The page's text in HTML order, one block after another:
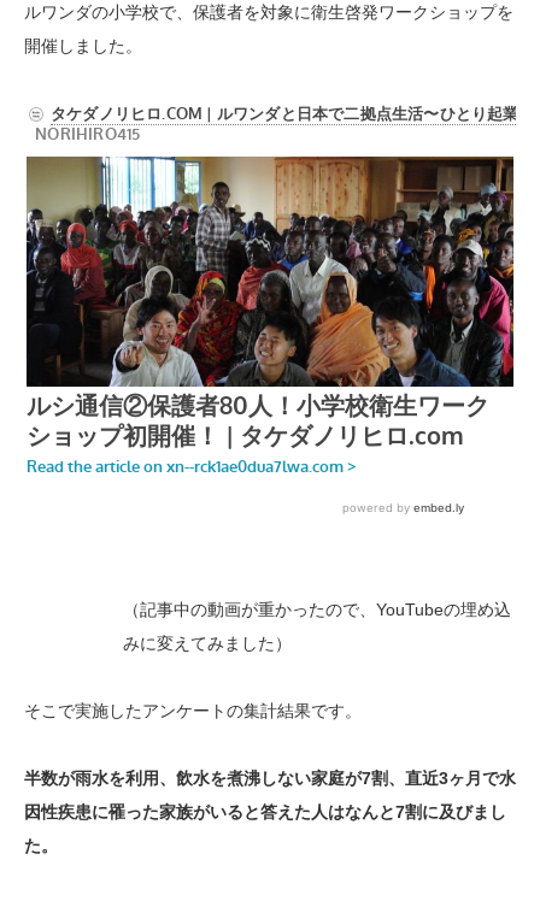
ルワンダの小学校で、保護者を対象に衛生啓発ワークショップを
開催しました。
（記事中の動画が重かったので、YouTubeの埋め込
みに変えてみました）
そこで実施したアンケートの集計結果です。
半数が雨水を利用、飲水を煮沸しない家庭が7割、直近3ヶ月で水
因性疾患に罹った家族がいると答えた人はなんと7割に及びまし
た。